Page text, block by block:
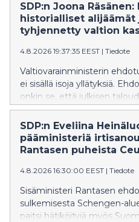
SDP:n Joona
historialliset alijäämät
tyhjennetty valtion
4.8.2026 19:37:35 EEST | Tiedote
Valtiovarainministerin
ei sisällä isoja yllätyksiä.
onkin se, että julkisen
työnnetään seuraavan
Räsänen toteaa.
SDP:n Eveliina
pääministeriä
Rantasen puheista
4.8.2026 16:30:00 EEST | Tiedote
Sisäministeri Rantasen
sulkemisesta Schengen-
paitsi hätiköityjä myös